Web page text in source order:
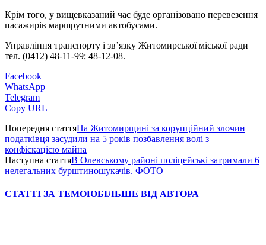
Крім того, у вищевказаний час буде організовано перевезення
пасажирів маршрутними автобусами.
Управління транспорту і зв’язку Житомирської міської ради
тел. (0412) 48-11-99; 48-12-08.
Facebook
WhatsApp
Telegram
Copy URL
Попередня статтяНа Житомирщині за корупційний злочин
податківця засудили на 5 років позбавлення волі з
конфіскацією майна
Наступна статтяВ Олевському районі поліцейські затримали 6
нелегальних бурштиношукачів. ФОТО
СТАТТІ ЗА ТЕМОЮБІЛЬШЕ ВІД АВТОРА